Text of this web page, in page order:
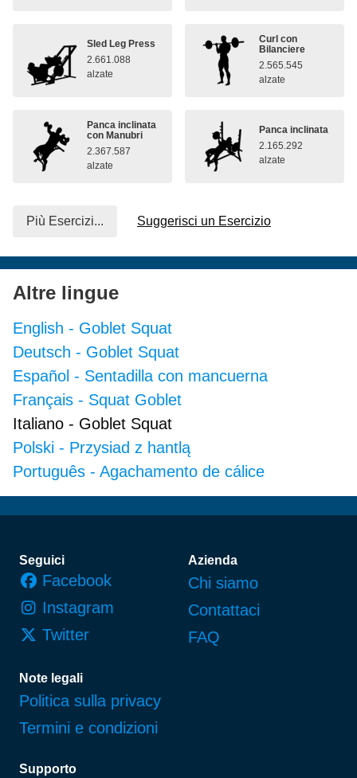
Sled Leg Press
2.661.088
alzate
Curl con
Bilanciere
2.565.545
alzate
Panca inclinata
con Manubri
2.367.587
alzate
Panca inclinata
2.165.292
alzate
Più Esercizi... Suggerisci un Esercizio
Altre lingue
English - Goblet Squat
Deutsch - Goblet Squat
Español - Sentadilla con mancuerna
Français - Squat Goblet
Italiano - Goblet Squat
Polski - Przysiad z hantlą
Português - Agachamento de cálice
Piè di pagina
Seguici
Facebook
Instagram
Twitter
Azienda
Chi siamo
Contattaci
FAQ
Note legali
Politica sulla privacy
Termini e condizioni
Supporto